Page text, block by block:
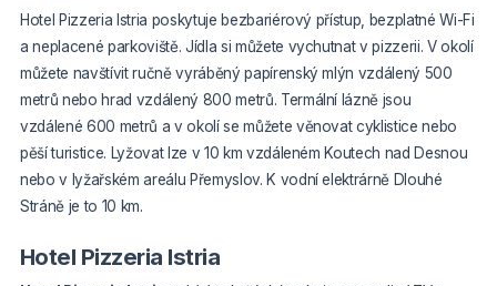
Hotel Pizzeria Istria poskytuje bezbariérový přístup, bezplatné Wi-Fi
a neplacené parkoviště. Jídla si můžete vychutnat v pizzerii. V okolí
můžete navštívit ručně vyráběný papírenský mlýn vzdálený 500
metrů nebo hrad vzdálený 800 metrů. Termální lázně jsou
vzdálené 600 metrů a v okolí se můžete věnovat cyklistice nebo
pěší turistice. Lyžovat lze v 10 km vzdáleném Koutech nad Desnou
nebo v lyžařském areálu Přemyslov. K vodní elektrárně Dlouhé
Stráně je to 10 km.
Hotel Pizzeria Istria